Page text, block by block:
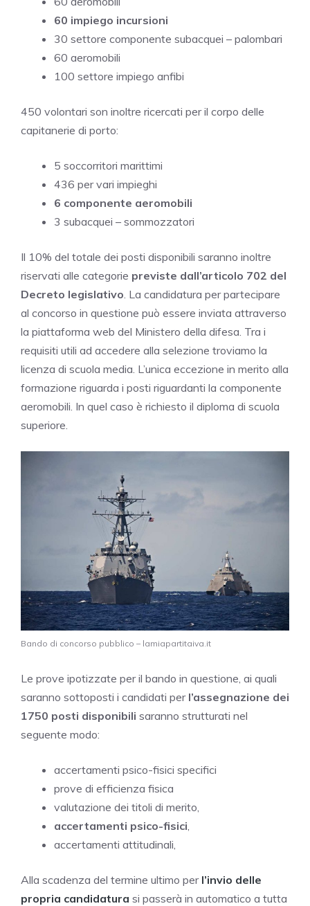
60 impiego incursioni
30 settore componente subacquei – palombari
60 aeromobili
100 settore impiego anfibi
450 volontari son inoltre ricercati per il corpo delle
capitanerie di porto:
5 soccorritori marittimi
436 per vari impieghi
6 componente aeromobili
3 subacquei – sommozzatori
Il 10% del totale dei posti disponibili saranno inoltre
riservati alle categorie previste dall’articolo 702 del
Decreto legislativo. La candidatura per partecipare
al concorso in questione può essere inviata attraverso
la piattaforma web del Ministero della difesa. Tra i
requisiti utili ad accedere alla selezione troviamo la
licenza di scuola media. L’unica eccezione in merito alla
formazione riguarda i posti riguardanti la componente
aeromobili. In quel caso è richiesto il diploma di scuola
superiore.
Bando di concorso pubblico – lamiapartitaiva.it
Le prove ipotizzate per il bando in questione, ai quali
saranno sottoposti i candidati per l’assegnazione dei
1750 posti disponibili saranno strutturati nel
seguente modo:
accertamenti psico-fisici specifici
prove di efficienza fisica
valutazione dei titoli di merito,
accertamenti psico-fisici
accertamenti attitudinali,
Alla scadenza del termine ultimo per l’invio delle
propria candidatura si passerà in automatico a tutta